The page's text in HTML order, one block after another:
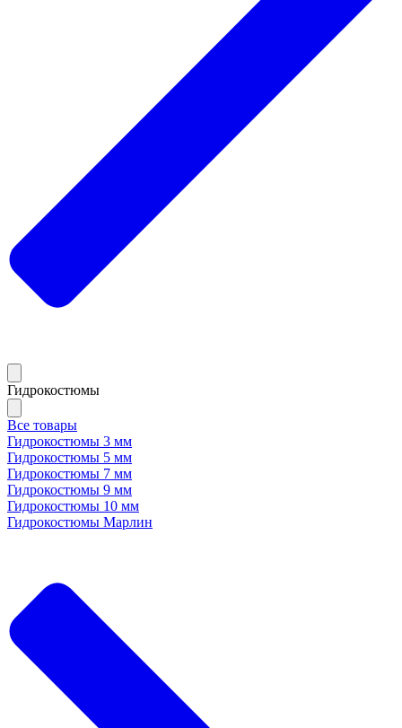
Гидрокостюмы
Все товары
Гидрокостюмы 3 мм
Гидрокостюмы 5 мм
Гидрокостюмы 7 мм
Гидрокостюмы 9 мм
Гидрокостюмы 10 мм
Гидрокостюмы Марлин